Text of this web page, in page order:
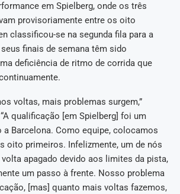
em Spielberg, onde os três
provisoriamente entre os oito
classificou-se na segunda fila para a
finais de semana têm sido
deficiência de ritmo de corrida que
voltas, mais problemas surgem,”
qualificação [em Spielberg] foi um
a Barcelona. Como equipe, colocamos
oito primeiros. Infelizmente, um de nós
apagado devido aos limites da pista,
um passo à frente. Nosso problema
[mas] quanto mais voltas fazemos,